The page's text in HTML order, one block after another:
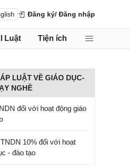
Đăng ký/ Đăng nhập
Luật Tiện ích
LUẬT VỀ GIÁO DỤC-
NGHỀ
đối với hoạt động giáo
10% đối với hoạt
- đào tạo